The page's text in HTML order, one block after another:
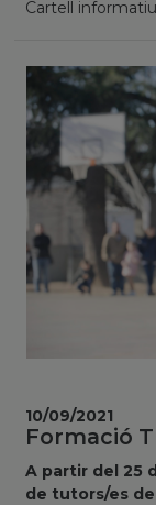
Cartell
Formació
A partir del 25
de tutors/es de
10/09/2021